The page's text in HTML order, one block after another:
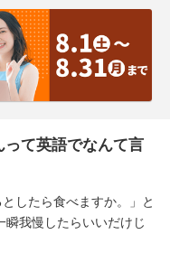
て英語でなんて言
したら食べますか。」と
我慢したらいいだけじ